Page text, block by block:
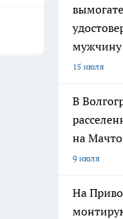
мужчину
15 июля
В
на
9 июля
На